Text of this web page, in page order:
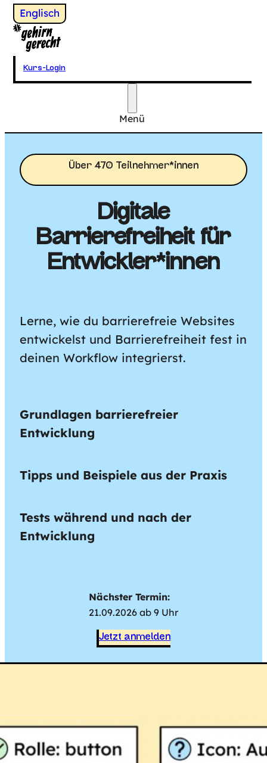
Wechsel zu
Englisch
Gehirngerecht Digital
Kurs-Login
Menü
Hauptmenü
Über 470 Teilnehmer*innen
Digitale
Barrierefreiheit für
Entwickler*innen
Lerne, wie du barrierefreie Websites
entwickelst und Barrierefreiheit fest in
deinen Workflow integrierst.
Grundlagen barrierefreier
Entwicklung
Tipps und Beispiele aus der Praxis
Tests während und nach der
Entwicklung
Nächster Termin:
21.09.2026 ab 9 Uhr
Jetzt anmelden